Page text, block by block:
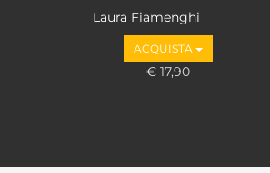
Laura Fiamenghi
ACQUISTA
€ 17,90